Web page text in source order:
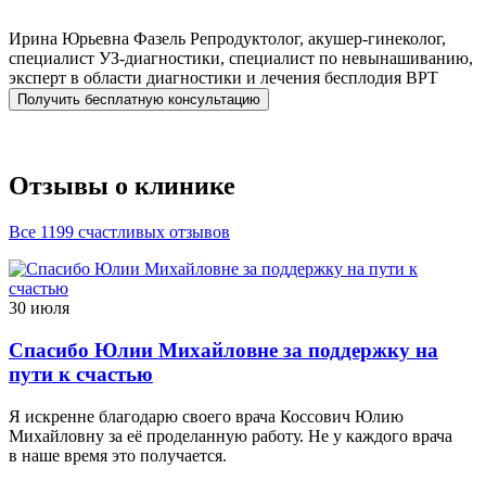
Ирина Юрьевна Фазель Репродуктолог, акушер-гинеколог,
специалист УЗ-диагностики, специалист по невынашиванию,
эксперт в области диагностики и лечения бесплодия ВРТ
Получить бесплатную консультацию
Отзывы о клинике
Все 1199 счастливых отзывов
30 июля
Спасибо Юлии Михайловне за поддержку на
пути к счастью
Я искренне благодарю своего врача Коссович Юлию
Михайловну за её проделанную работу. Не у каждого врача
в наше время это получается.